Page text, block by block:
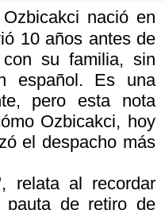
nació en
10 años antes de
su familia, sin
español. Es una
pero esta nota
Ozbicakci, hoy
el despacho más
relata al recordar
de retiro de